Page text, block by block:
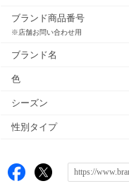
ブランド商品番号
※店舗お問い合わせ用
ブランド名
色
シーズン
性別タイプ